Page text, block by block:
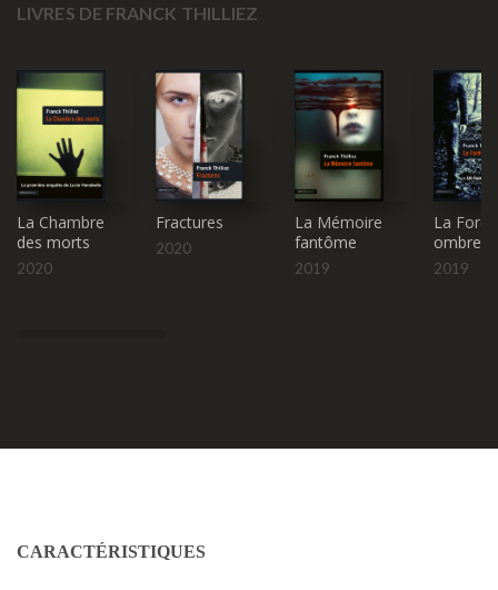
LIVRES DE FRANCK THILLIEZ
La Chambre
des morts
2020
Fractures
2020
La Mémoire
fantôme
2019
La
ombres
2019
CARACTÉRISTIQUES